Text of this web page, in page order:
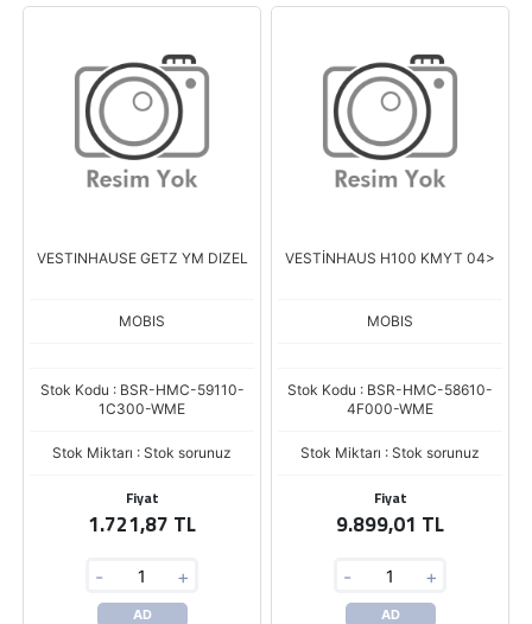
VESTINHAUSE GETZ YM DIZEL
MOBIS
Stok Kodu : BSR-HMC-59110-
1C300-WME
Stok Miktarı : Stok sorunuz
Fiyat
1.721,87 TL
- +
AD
VESTİNHAUS H100 KMYT 04>
MOBIS
Stok Kodu : BSR-HMC-58610-
4F000-WME
Stok Miktarı : Stok sorunuz
Fiyat
9.899,01 TL
- +
AD